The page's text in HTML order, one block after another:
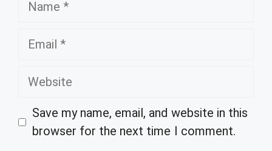
Email
Website
Save my name, email, and website in this
browser for the next time I comment.